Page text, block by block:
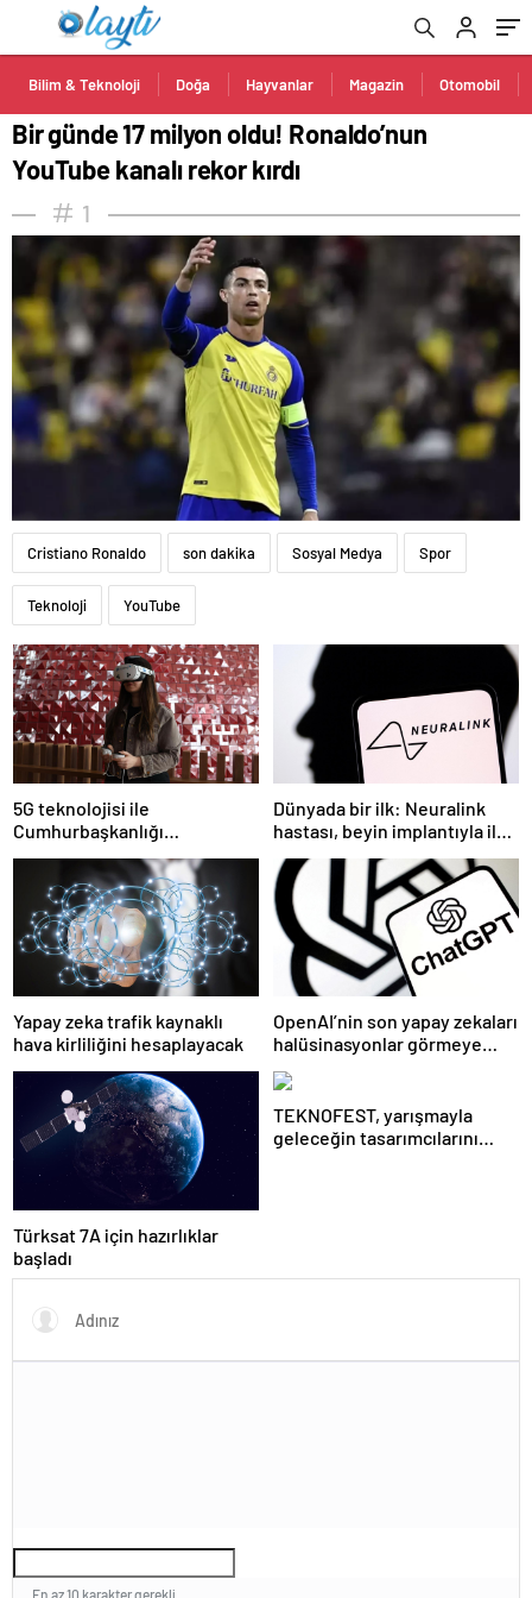
Bilim & Teknoloji Doğa Hayvanlar Magazin Otomobil
Bir günde 17 milyon oldu! Ronaldo’nun
YouTube kanalı rekor kırdı
1
Cristiano Ronaldo son dakika Sosyal Medya Spor
Teknoloji YouTube
5G teknolojisi ile
Cumhurbaşkanlığı
AKM’ye taşındı
Dünyada bir ilk: Neuralink
hastası, beyin implantıyla ilk
hazırladı
Yapay zeka trafik kaynaklı
hava kirliliğini hesaplayacak
OpenAI’nin son yapay zekaları
halüsinasyonlar görmeye
başladı
Türksat 7A için hazırlıklar
başladı
TEKNOFEST, yarışmayla
geleceğin tasarımcılarını
En az 10 karakter gerekli